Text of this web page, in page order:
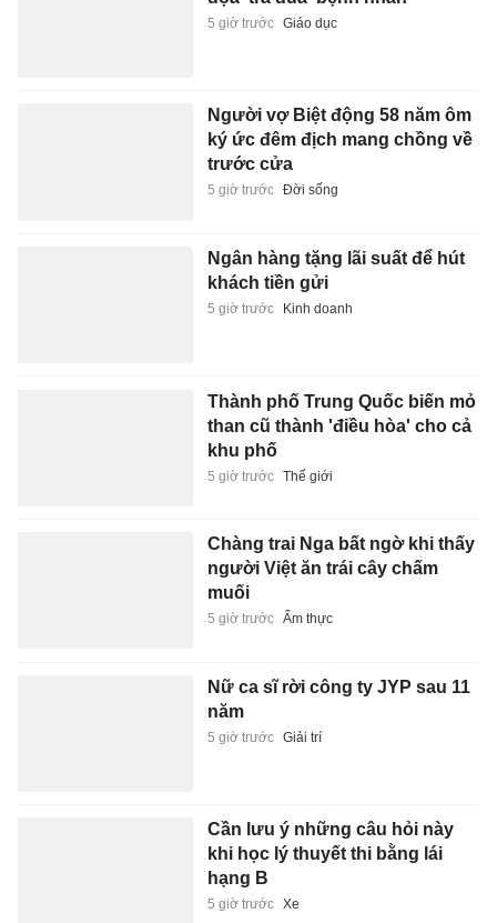
5 giờ trước Giáo dục
Người vợ Biệt động 58 năm ôm
ký ức đêm địch mang chồng về
trước cửa
5 giờ trước Đời sống
Ngân hàng tặng lãi suất để hút
khách tiền gửi
5 giờ trước Kinh doanh
Thành phố Trung Quốc biến mỏ
than cũ thành 'điều hòa' cho cả
khu phố
5 giờ trước Thế giới
Chàng trai Nga bất ngờ khi thấy
người Việt ăn trái cây chấm
muối
5 giờ trước Ẩm thực
Nữ ca sĩ rời công ty JYP sau 11
năm
5 giờ trước Giải trí
Cần lưu ý những câu hỏi này
khi học lý thuyết thi bằng lái
hạng B
5 giờ trước Xe